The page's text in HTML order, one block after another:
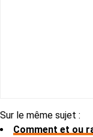
Sur le même sujet :
Comment et ou